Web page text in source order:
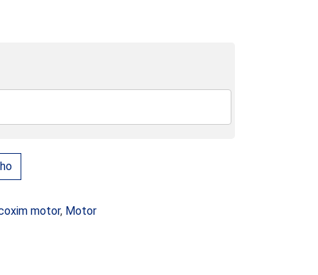
- HONDA ACCORD (1990-1994) quantity
motor, Motor